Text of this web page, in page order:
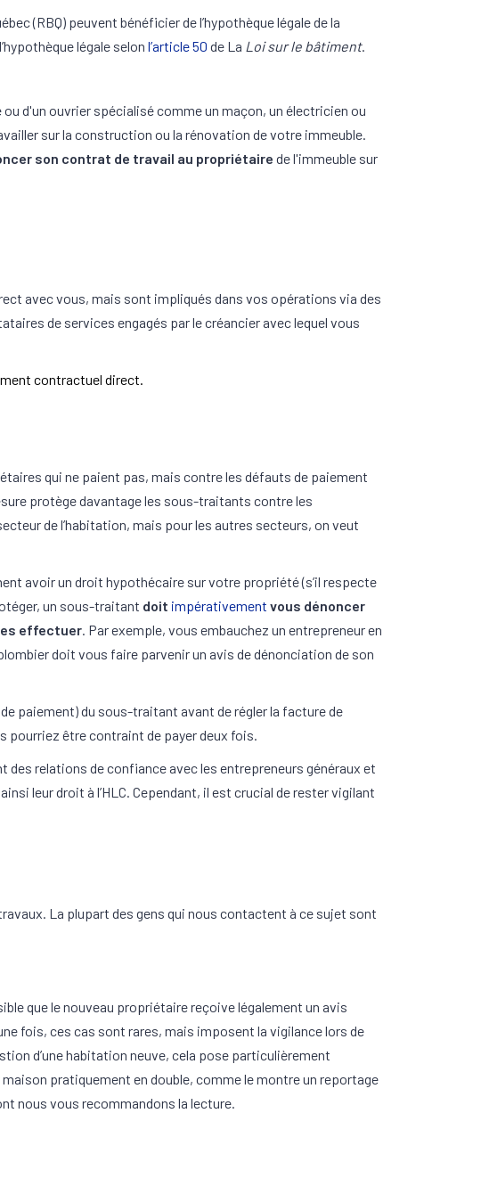
(RBQ) peuvent bénéficier de l’hypothèque légale de la
légale selon l’article 50 de La Loi sur le bâtiment.
d'un ouvrier spécialisé comme un maçon, un électricien ou
sur la construction ou la rénovation de votre immeuble.
son contrat de travail au propriétaire de l'immeuble sur
avec vous, mais sont impliqués dans vos opérations via des
de services engagés par le créancier avec lequel vous
contractuel direct.
qui ne paient pas, mais contre les défauts de paiement
protège davantage les sous-traitants contre les
de l’habitation, mais pour les autres secteurs, on veut
avoir un droit hypothécaire sur votre propriété (s’il respecte
un sous-traitant doit impérativement vous dénoncer
les effectuer. Par exemple, vous embauchez un entrepreneur en
doit vous faire parvenir un avis de dénonciation de son
paiement) du sous-traitant avant de régler la facture de
pourriez être contraint de payer deux fois.
relations de confiance avec les entrepreneurs généraux et
leur droit à l’HLC. Cependant, il est crucial de rester vigilant
La plupart des gens qui nous contactent à ce sujet sont
que le nouveau propriétaire reçoive légalement un avis
fois, ces cas sont rares, mais imposent la vigilance lors de
d’une habitation neuve, cela pose particulièrement
pratiquement en double, comme le montre un reportage
nous vous recommandons la lecture.